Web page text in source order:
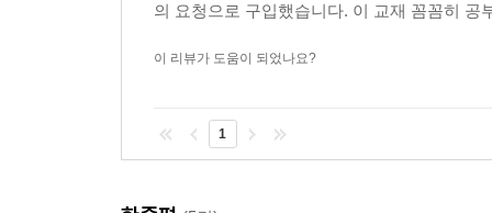
의 요청으로 구입했습니다. 이 교재 꼼꼼히
이 리뷰가 도움이 되었나요?
1